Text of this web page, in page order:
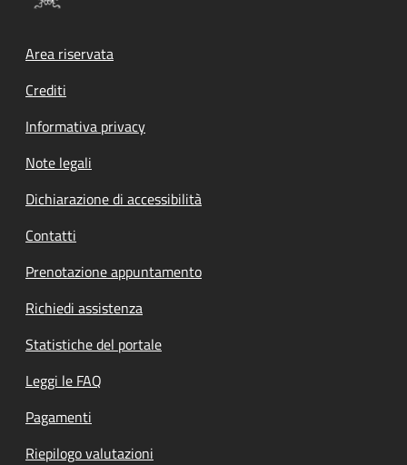
Footer menu
Area riservata
Crediti
Informativa privacy
Note legali
Dichiarazione di accessibilità
Contatti
Prenotazione appuntamento
Richiedi assistenza
Statistiche del portale
Leggi le FAQ
Pagamenti
Riepilogo valutazioni